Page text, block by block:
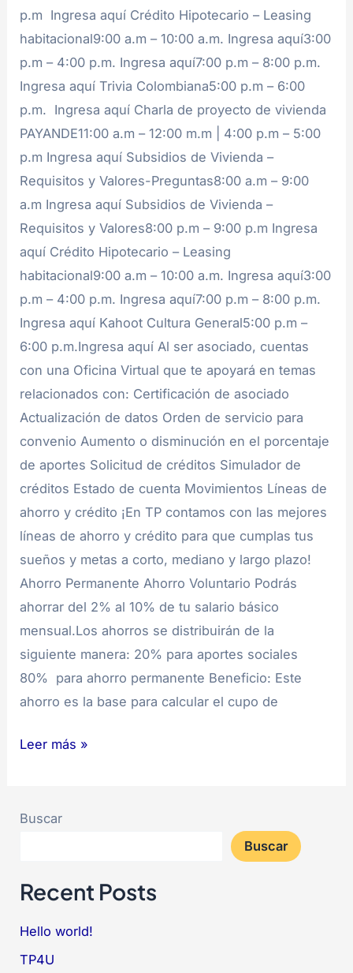
p.m Ingresa aquí Crédito Hipotecario – Leasing
habitacional9:00 a.m – 10:00 a.m. Ingresa aquí3:00
p.m – 4:00 p.m. Ingresa aquí7:00 p.m – 8:00 p.m.
Ingresa aquí Trivia Colombiana5:00 p.m – 6:00
p.m. Ingresa aquí Charla de proyecto de vivienda
PAYANDE11:00 a.m – 12:00 m.m | 4:00 p.m – 5:00
p.m Ingresa aquí Subsidios de Vivienda –
Requisitos y Valores-Preguntas8:00 a.m – 9:00
a.m Ingresa aquí Subsidios de Vivienda –
Requisitos y Valores8:00 p.m – 9:00 p.m Ingresa
aquí Crédito Hipotecario – Leasing
habitacional9:00 a.m – 10:00 a.m. Ingresa aquí3:00
p.m – 4:00 p.m. Ingresa aquí7:00 p.m – 8:00 p.m.
Ingresa aquí Kahoot Cultura General5:00 p.m –
6:00 p.m.Ingresa aquí Al ser asociado, cuentas
con una Oficina Virtual que te apoyará en temas
relacionados con: Certificación de asociado
Actualización de datos Orden de servicio para
convenio Aumento o disminución en el porcentaje
de aportes Solicitud de créditos Simulador de
créditos Estado de cuenta Movimientos Líneas de
ahorro y crédito ¡En TP contamos con las mejores
líneas de ahorro y crédito para que cumplas tus
sueños y metas a corto, mediano y largo plazo!
Ahorro Permanente Ahorro Voluntario Podrás
ahorrar del 2% al 10% de tu salario básico
mensual.Los ahorros se distribuirán de la
siguiente manera: 20% para aportes sociales
80% para ahorro permanente Beneficio: Este
ahorro es la base para calcular el cupo de
Leer más »
Buscar
Buscar
Recent Posts
Hello world!
TP4U